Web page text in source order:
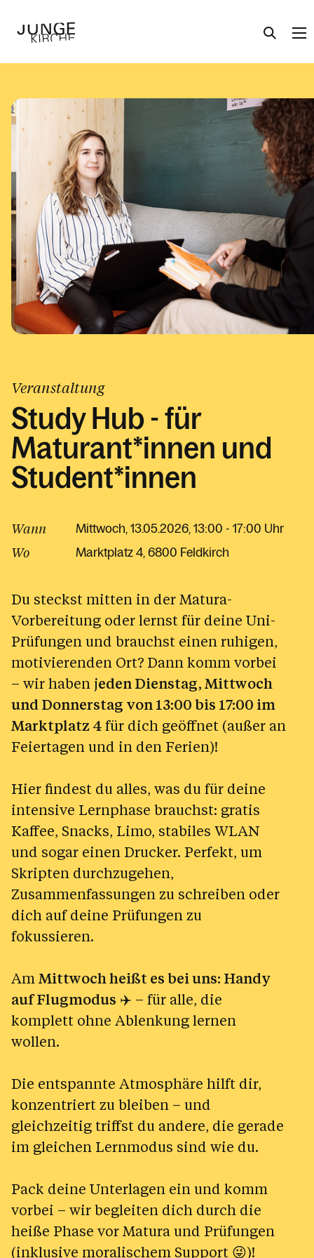
Angebote
Themen
Über uns
Aktuelles
Kalender
Veranstaltung
Study Hub - für
Maturant*innen und
Student*innen
Wann Mittwoch, 13.05.2026, 13:00 - 17:00 Uhr
Wo Marktplatz 4 6800 Feldkirch
Du steckst mitten in der Matura-
Vorbereitung oder lernst für deine Uni-
Prüfungen und brauchst einen ruhigen,
motivierenden Ort? Dann komm vorbei
– wir haben jeden Dienstag, Mittwoch
und Donnerstag von 13:00 bis 17:00 im
Marktplatz 4für dich geöffnet (außer an
Feiertagen und in den Ferien)!
Hier findest du alles, was du für deine
intensive Lernphase brauchst: gratis
Kaffee, Snacks, Limo, stabiles WLAN
und sogar einen Drucker. Perfekt, um
Skripten durchzugehen,
Zusammenfassungen zu schreiben oder
dich auf deine Prüfungen zu
fokussieren.
Am Mittwoch heißt es bei uns: Handy
auf Flugmodus ✈️ – für alle, die
komplett ohne Ablenkung lernen
wollen.
Die entspannte Atmosphäre hilft dir,
konzentriert zu bleiben – und
gleichzeitig triffst du andere, die gerade
im gleichen Lernmodus sind wie du.
Pack deine Unterlagen ein und komm
vorbei – wir begleiten dich durch die
heiße Phase vor Matura und Prüfungen
(inklusive moralischem Support 😜)!